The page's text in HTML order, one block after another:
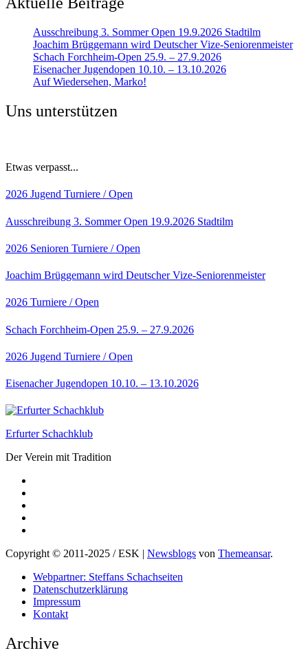
Ausschreibung 3. Sommer Open 19.9.2026 Stadtilm
Joachim Brüggemann wird Deutscher Vize-Seniorenmeister
Schach Forchheim-Open 25.9. – 27.9.2026
Eisenacher Jugendopen 10.10. – 13.10.2026
Auf Wiedersehen, Marko!
Uns unterstützen
Etwas verpasst...
2026 Jugend Turniere / Open
Ausschreibung 3. Sommer Open 19.9.2026 Stadtilm
2026 Senioren Turniere / Open
Joachim Brüggemann wird Deutscher Vize-Seniorenmeister
2026 Turniere / Open
Schach Forchheim-Open 25.9. – 27.9.2026
2026 Jugend Turniere / Open
Eisenacher Jugendopen 10.10. – 13.10.2026
Erfurter Schachklub
Der Verein mit Tradition
Copyright © 2011-2025 / ESK Newsblogs von Themeansar.
Webpartner: Steffans Schachseiten
Datenschutzerklärung
Impressum
Kontakt
Archive